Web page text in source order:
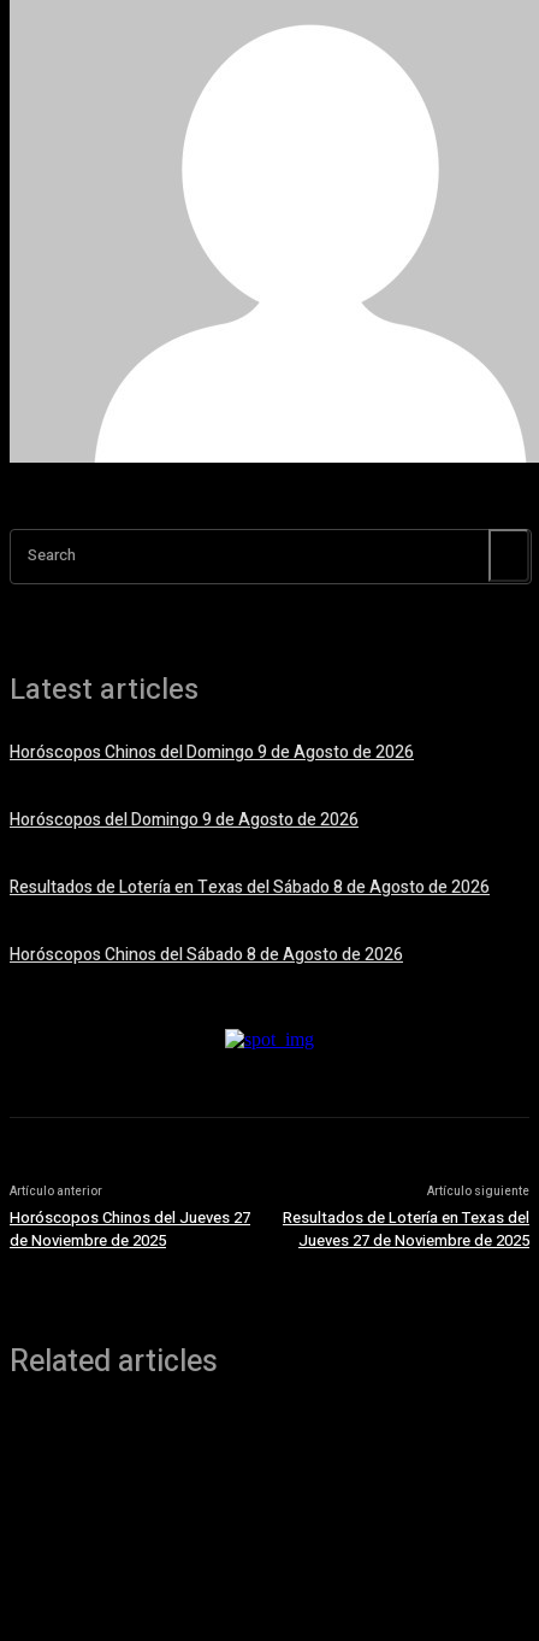
Search
Latest articles
Horóscopos Chinos del Domingo 9 de Agosto de 2026
Horóscopos del Domingo 9 de Agosto de 2026
Resultados de Lotería en Texas del Sábado 8 de Agosto de 2026
Horóscopos Chinos del Sábado 8 de Agosto de 2026
Artículo anterior
Horóscopos Chinos del Jueves 27
de Noviembre de 2025
Artículo siguiente
Resultados de Lotería en Texas del
Jueves 27 de Noviembre de 2025
Related articles